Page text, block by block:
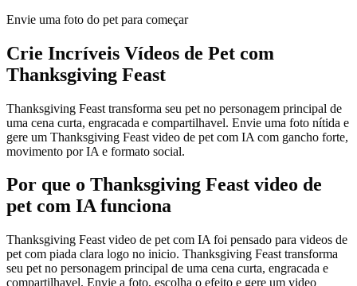
Envie uma foto do pet para começar
Crie Incríveis Vídeos de Pet com
Thanksgiving Feast
Thanksgiving Feast transforma seu pet no personagem principal de
uma cena curta, engracada e compartilhavel. Envie uma foto nítida e
gere um Thanksgiving Feast video de pet com IA com gancho forte,
movimento por IA e formato social.
Por que o Thanksgiving Feast video de
pet com IA funciona
Thanksgiving Feast video de pet com IA foi pensado para videos de
pet com piada clara logo no inicio. Thanksgiving Feast transforma
seu pet no personagem principal de uma cena curta, engracada e
compartilhavel. Envie a foto, escolha o efeito e gere um video